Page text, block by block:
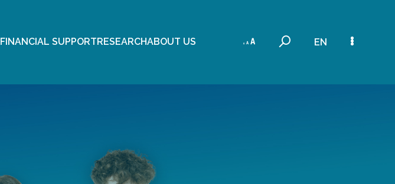
FINANCIAL SUPPORTRESEARCHABOUT US EN